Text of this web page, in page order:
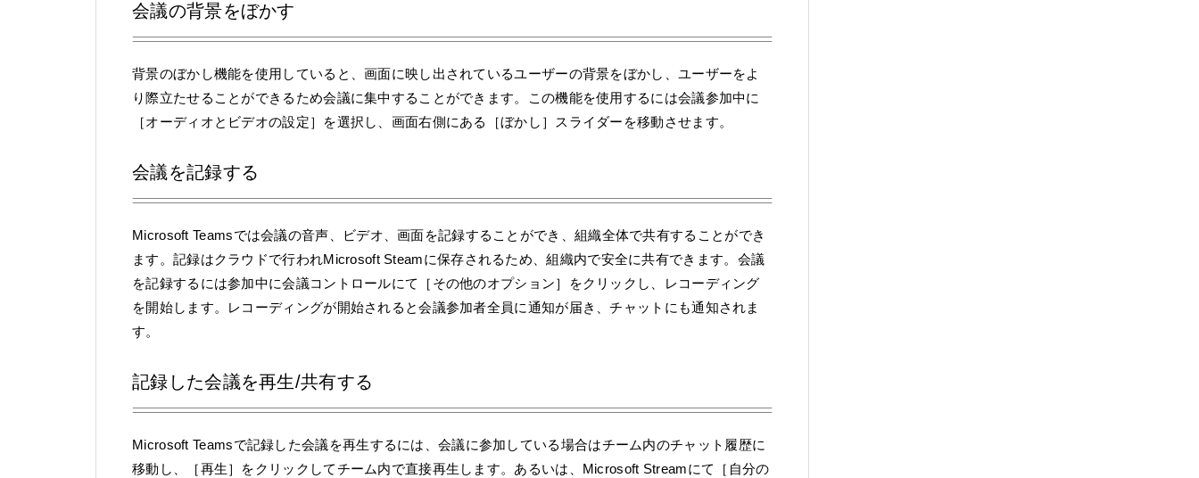
会議の背景をぼかす
背景のぼかし機能を使用していると、画面に映し出されているユーザーの背景をぼかし、ユーザーをよ
り際立たせることができるため会議に集中することができます。この機能を使用するには会議参加中に
［オーディオとビデオの設定］を選択し、画面右側にある［ぼかし］スライダーを移動させます。
会議を記録する
Microsoft Teamsでは会議の音声、ビデオ、画面を記録することができ、組織全体で共有することができ
ます。記録はクラウドで行われMicrosoft Steamに保存されるため、組織内で安全に共有できます。会議
を記録するには参加中に会議コントロールにて［その他のオプション］をクリックし、レコーディング
を開始します。レコーディングが開始されると会議参加者全員に通知が届き、チャットにも通知されま
す。
記録した会議を再生/共有する
Microsoft Teamsで記録した会議を再生するには、会議に参加している場合はチーム内のチャット履歴に
移動し、［再生］をクリックしてチーム内で直接再生します。あるいは、Microsoft Streamにて［自分の